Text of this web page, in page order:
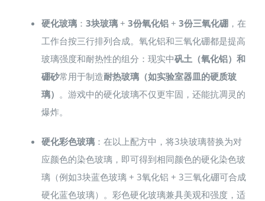
硬化玻璃： 3块玻璃+ 3份氧化铝+ 3份三氧化硼，在
工作台按三行排列合成。氧化铝和三氧化硼都是提高
玻璃强度和耐热性的组分：现实中矾土（氧化铝）和
硼砂常用于制造耐热玻璃（如实验室器皿的硬质玻
璃） 。游戏中的硬化玻璃不仅更牢固，还能抗凋灵的
爆炸。
硬化彩色玻璃：在以上配方中，将3块玻璃替换为对
应颜色的染色玻璃，即可得到相同颜色的硬化染色玻
璃（例如3块蓝色玻璃 + 3氧化铝 + 3三氧化硼可合成
硬化蓝色玻璃）。彩色硬化玻璃兼具美观和强度，适